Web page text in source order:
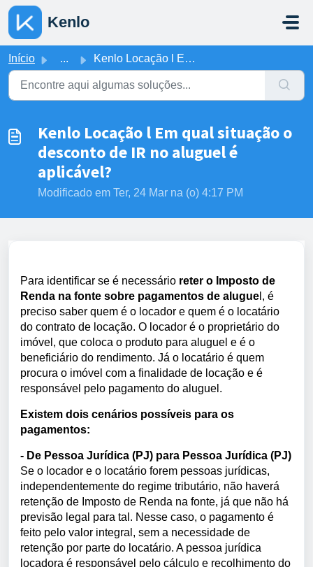
Ir para o conteúdo principal
Kenlo
Início ... Kenlo Locação l Em qual situação o desconto de IR no alug...
Kenlo Locação l Em qual situação o
desconto de IR no aluguel é
aplicável?
Modificado em Ter, 24 Mar na (o) 4:17 PM
Para identificar se é necessário reter o Imposto de
Renda na fonte sobre pagamentos de alugue l, é
preciso saber quem é o locador e quem é o locatário
do contrato de locação. O locador é o proprietário do
imóvel, que coloca o produto para aluguel e é o
beneficiário do rendimento. Já o locatário é quem
procura o imóvel com a finalidade de locação e é
responsável pelo pagamento do aluguel.
Existem dois cenários possíveis para os
pagamentos:
- De Pessoa Jurídica (PJ) para Pessoa Jurídica (PJ)
Se o locador e o locatário forem pessoas jurídicas,
independentemente do regime tributário, não haverá
retenção de Imposto de Renda na fonte, já que não há
previsão legal para tal. Nesse caso, o pagamento é
feito pelo valor integral, sem a necessidade de
retenção por parte do locatário. A pessoa jurídica
locadora é responsável pelo cálculo e recolhimento do